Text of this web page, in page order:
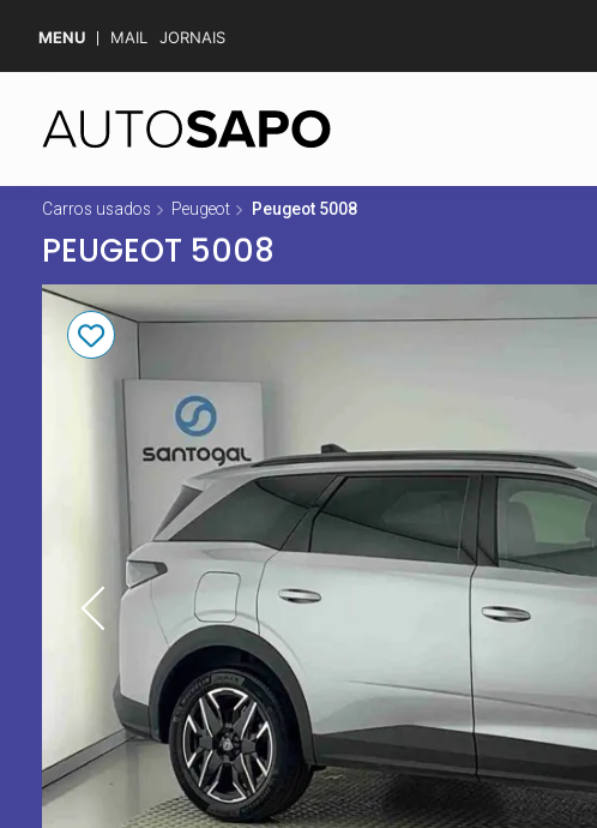
MENU MAIL JORNAIS
Carros usados Peugeot Peugeot 5008
PEUGEOT 5008